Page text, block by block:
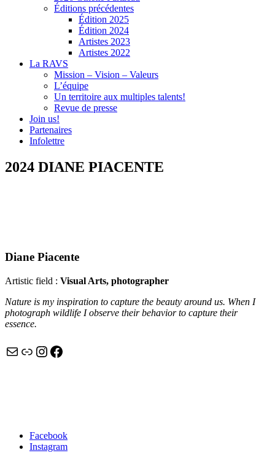
Éditions précédentes
Édition 2025
Édition 2024
Artistes 2023
Artistes 2022
La RAVS
Mission – Vision – Valeurs
L’équipe
Un territoire aux multiples talents!
Revue de presse
Join us!
Partenaires
Infolettre
2024 DIANE PIACENTE
Diane Piacente
Artistic field : Visual Arts, photographer
Nature is my inspiration to capture the beauty around us. When I
photograph wildlife I observe their behavior to capture their
essence.
Mail Link Instagram Facebook
Facebook
Instagram